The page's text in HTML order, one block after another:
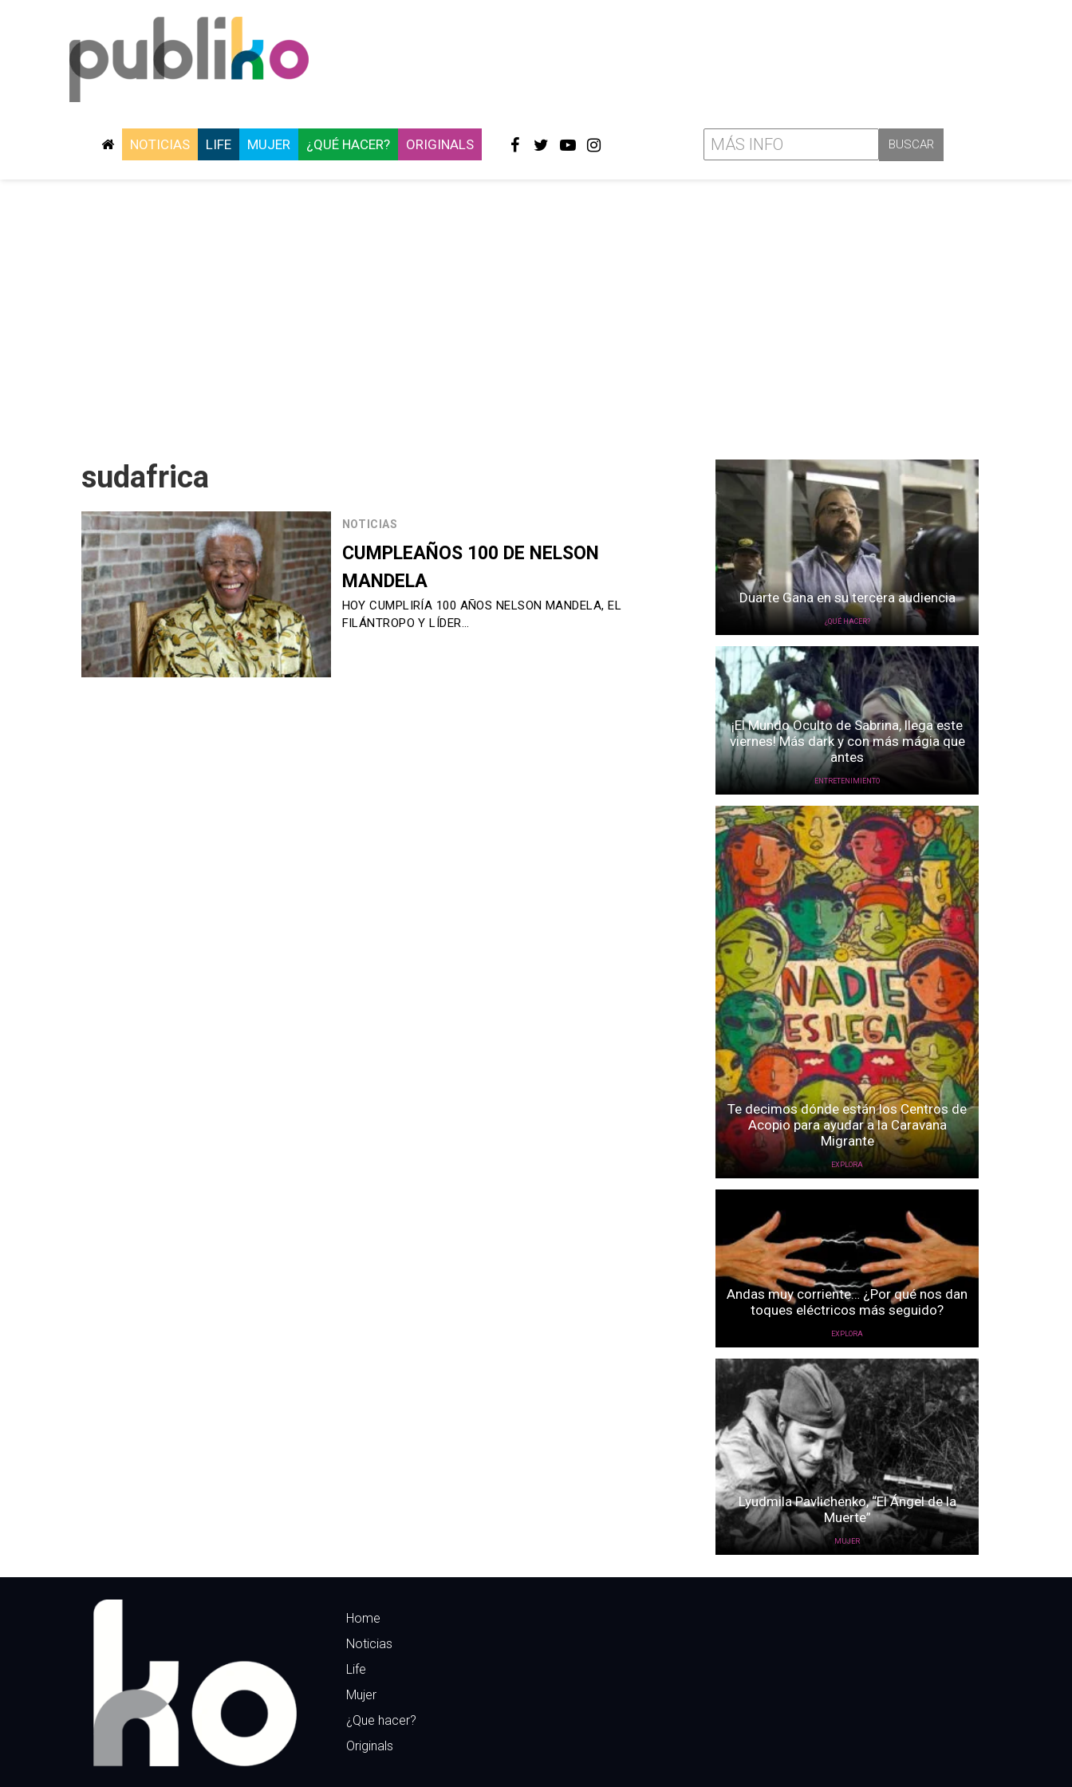
NOTICIAS LIFE MUJER ¿QUÉ HACER? ORIGINALS
sudafrica
NOTICIAS
CUMPLEAÑOS 100 DE NELSON
MANDELA
HOY CUMPLIRÍA 100 AÑOS NELSON MANDELA, EL
FILÁNTROPO Y LÍDER…
Duarte Gana en su tercera audiencia
¿QUÉ HACER?
¡El Mundo Oculto de Sabrina, llega este
viernes! Más dark y con más mágia que
antes
ENTRETENIMIENTO
Te decimos dónde están los Centros de
Acopio para ayudar a la Caravana
Migrante
EXPLORA
Andas muy corriente… ¿Por qué nos dan
toques eléctricos más seguido?
EXPLORA
Lyudmila Pavlichenko, “El Ángel de la
Muerte”
MUJER
Home
Noticias
Life
Mujer
¿Que hacer?
Originals